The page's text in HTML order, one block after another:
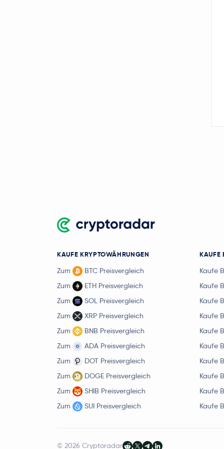
KAUFE KRYPTOWÄHRUNGEN
Zum
BTC Preisvergleich
Zum
ETH Preisvergleich
Zum
SOL Preisvergleich
Zum
XRP Preisvergleich
Zum
BNB Preisvergleich
Zum
ADA Preisvergleich
Zum
DOT Preisvergleich
Zum
DOGE Preisvergleich
Zum
SHIB Preisvergleich
Zum
SUI Preisvergleich
KAUFE
Kaufe
Kaufe
Kaufe
Kaufe
Kaufe
Kaufe
Kaufe
Kaufe
Kaufe
Kaufe
© 2026 Cryptoradar